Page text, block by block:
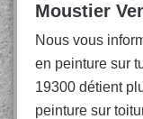
Moustier
Nous vous
en peinture sur
19300 détient
peinture sur